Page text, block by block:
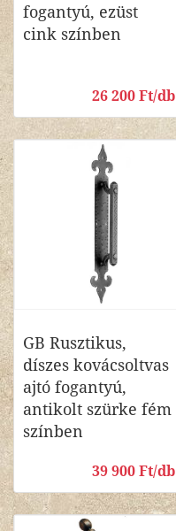
fogantyú, ezüst
cink színben
26 200 Ft/db
GB Rusztikus,
díszes kovácsoltvas
ajtó fogantyú,
antikolt szürke fém
színben
39 900 Ft/db